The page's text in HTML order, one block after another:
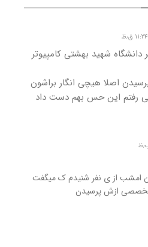
دانشگاه شهید بهشتی کامپیوتر
اصلا هیچی انگار براشون
رفتم این حس بهم دست داد
امشب از ی نفر شنیدم ک میگفت
تخصصی ازش پرسیدن